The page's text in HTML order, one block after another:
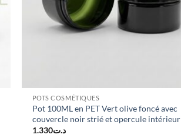
POTS COSMÉTIQUES
Pot 100ML en PET Vert olive foncé avec
couvercle noir strié et opercule intérieur
د.ت1.330